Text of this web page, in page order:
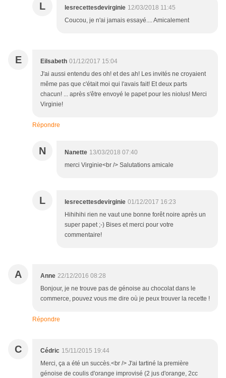
L lesrecettesdevirginie 12/03/2018 11:45
Coucou, je n'ai jamais essayé.... Amicalement
E Eilsabeth 01/12/2017 15:04
J'ai aussi entendu des oh! et des ah! Les invités ne croyaient
même pas que c'était moi qui l'avais fait! Et deux parts
chacun! ... après s'être envoyé le papet pour les niolus! Merci
Virginie!
Répondre
N Nanette 13/03/2018 07:40
merci Virginie<br /> Salutations amicale
L lesrecettesdevirginie 01/12/2017 16:23
Hihihihi rien ne vaut une bonne forêt noire après un
super papet ;-) Bises et merci pour votre
commentaire!
A Anne 22/12/2016 08:28
Bonjour, je ne trouve pas de génoise au chocolat dans le
commerce, pouvez vous me dire où je peux trouver la recette !
Répondre
C Cédric 15/11/2015 19:44
Merci, ça a été un succès.<br /> J'ai tartiné la première
génoise de coulis d'orange improvisé (2 jus d'orange, 2cc